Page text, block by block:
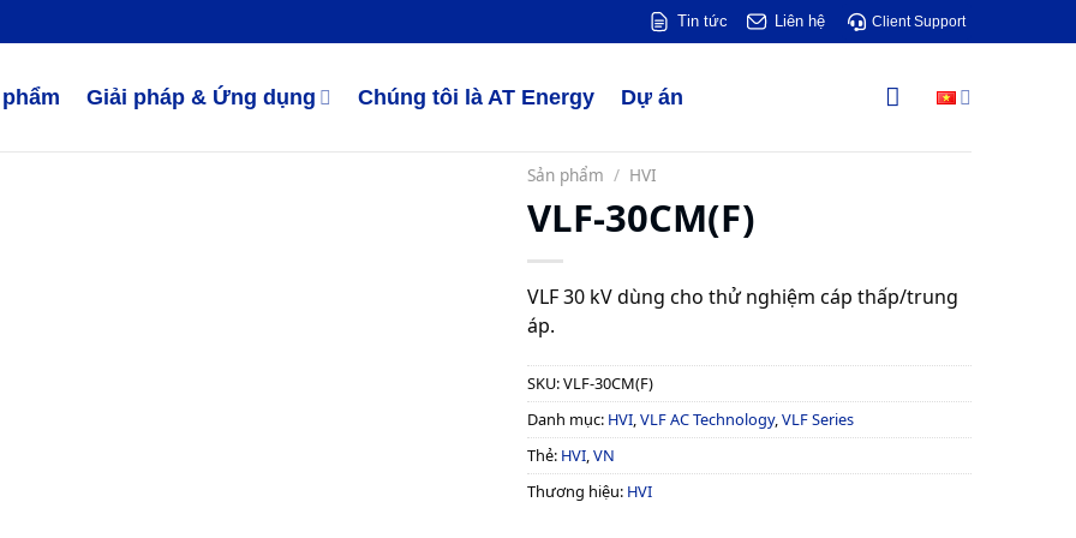
Tin tức Liên hệ Client Support
Giải pháp & Ứng dụng Chúng tôi là AT Energy Dự án
Sản phẩm / HVI
VLF-30CM(F)
VLF 30 kV dùng cho thử nghiệm cáp thấp/trung
áp.
SKU:VLF-30CM(F)
Danh mục: HVI VLF AC Technology, VLF Series
Thẻ: HVI VN
Thương hiệu: HVI